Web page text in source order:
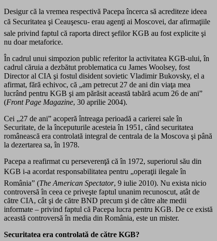
Desigur că la vremea respectivă Pacepa încerca să acrediteze ideea
că Securitatea şi Ceauşescu- erau agenţi ai Moscovei, dar afirmaţiile
sale privind faptul că raporta direct şefilor KGB au fost explicite şi
nu doar metaforice.
În cadrul unui simpozion public referitor la activitatea KGB-ului, în
cadrul căruia a dezbătut problematica cu James Woolsey, fost
Director al CIA şi fostul disident sovietic Vladimir Bukovsky, el a
afirmat, fără echivoc, că „am petrecut 27 de ani din viaţa mea
lucrând pentru KGB şi am părăsit această tabără acum 26 de ani”
(Front Page Magazine, 30 aprilie 2004).
Cei „27 de ani” acoperă întreaga perioadă a carierei sale în
Securitate, de la începuturile acesteia în 1951, când securitatea
românească era controlată integral de centrala de la Moscova şi până
la dezertarea sa, în 1978.
Pacepa a reafirmat cu perseverenţă că în 1972, superiorul său din
KGB i-a acordat responsabilitatea pentru „operaţii ilegale în
România” (The American Spectator, 9 iulie 2010). Nu exista nicio
controversă în ceea ce priveşte faptul unanim recunoscut, atât de
către CIA, cât şi de către BND precum şi de către alte medii
informate – privind faptul că Pacepa lucra pentru KGB. De ce există
această controversă în media din România, este un mister.
Securitatea era controlată de către KGB?